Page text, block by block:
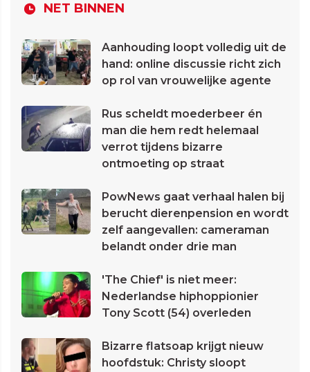
NET BINNEN
Aanhouding loopt volledig uit de
hand: online discussie richt zich
op rol van vrouwelijke agente
Rus scheldt moederbeer én
man die hem redt helemaal
verrot tijdens bizarre
ontmoeting op straat
PowNews gaat verhaal halen bij
berucht dierenpension en wordt
zelf aangevallen: cameraman
belandt onder drie man
'The Chief' is niet meer:
Nederlandse hiphoppionier
Tony Scott (54) overleden
Bizarre flatsoap krijgt nieuw
hoofdstuk: Christy sloopt